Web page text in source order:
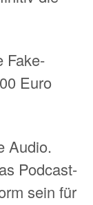
Fake-
Euro
Audio.
Podcast-
sein für